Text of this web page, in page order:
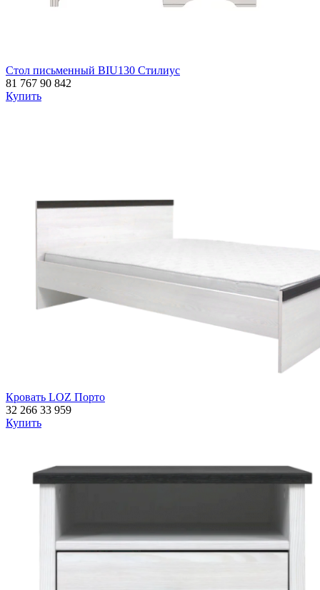
Стол письменный BIU130 Стилиус
81 767 90 842
Купить
Кровать LOZ Порто
32 266 33 959
Купить